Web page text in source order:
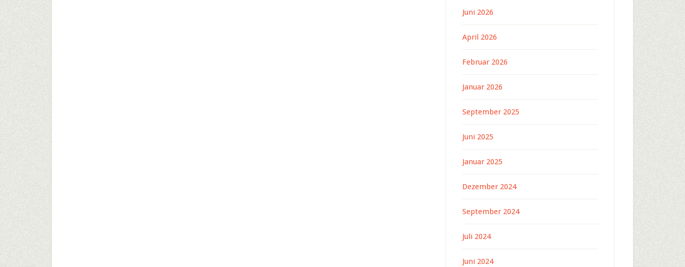
Juni 2026
April 2026
Februar 2026
Januar 2026
September 2025
Juni 2025
Januar 2025
Dezember 2024
September 2024
Juli 2024
Juni 2024